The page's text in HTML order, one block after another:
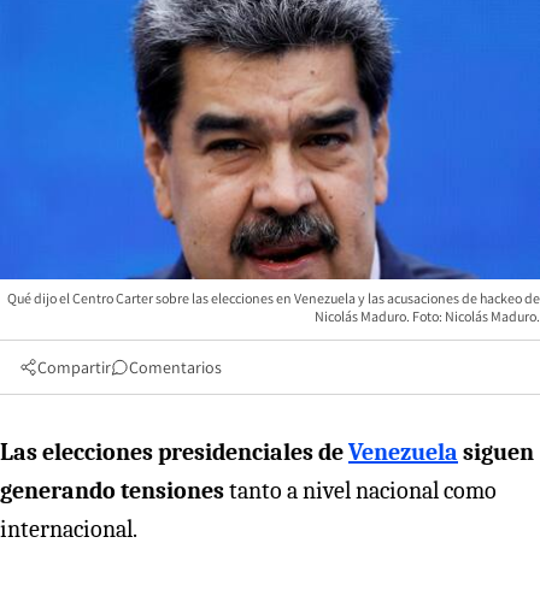
Qué dijo el Centro Carter sobre las elecciones en Venezuela y las acusaciones de hackeo de
Nicolás Maduro. Foto: Nicolás Maduro.
Compartir Comentarios
Las elecciones presidenciales deVenezuela siguen
generando tensionestanto a nivel nacional como
internacional.